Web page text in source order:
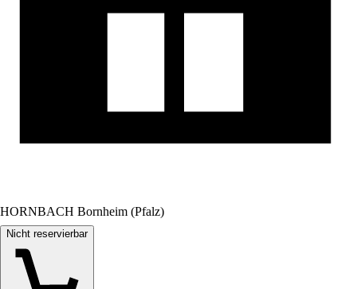
HORNBACH Bornheim (Pfalz)
Nicht reservierbar